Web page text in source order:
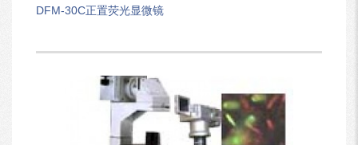
DFM-30C正置荧光显微镜